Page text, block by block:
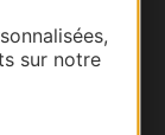
sur notre